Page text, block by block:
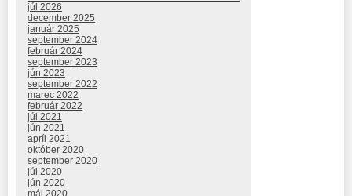
júl 2026
december 2025
január 2025
september 2024
február 2024
september 2023
jún 2023
september 2022
marec 2022
február 2022
júl 2021
jún 2021
apríl 2021
október 2020
september 2020
júl 2020
jún 2020
máj 2020